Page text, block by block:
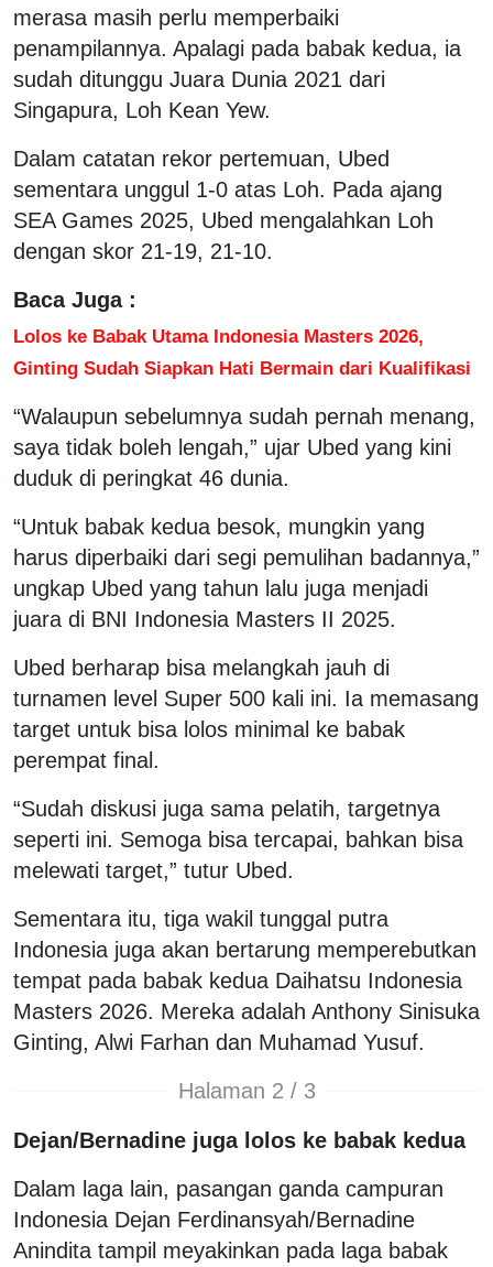
merasa masih perlu memperbaiki
penampilannya. Apalagi pada babak kedua, ia
sudah ditunggu Juara Dunia 2021 dari
Singapura, Loh Kean Yew.
Dalam catatan rekor pertemuan, Ubed
sementara unggul 1-0 atas Loh. Pada ajang
SEA Games 2025, Ubed mengalahkan Loh
dengan skor 21-19, 21-10.
Baca Juga :
Lolos ke Babak Utama Indonesia Masters 2026,
Ginting Sudah Siapkan Hati Bermain dari Kualifikasi
“Walaupun sebelumnya sudah pernah menang,
saya tidak boleh lengah,” ujar Ubed yang kini
duduk di peringkat 46 dunia.
“Untuk babak kedua besok, mungkin yang
harus diperbaiki dari segi pemulihan badannya,”
ungkap Ubed yang tahun lalu juga menjadi
juara di BNI Indonesia Masters II 2025.
Ubed berharap bisa melangkah jauh di
turnamen level Super 500 kali ini. Ia memasang
target untuk bisa lolos minimal ke babak
perempat final.
“Sudah diskusi juga sama pelatih, targetnya
seperti ini. Semoga bisa tercapai, bahkan bisa
melewati target,” tutur Ubed.
Sementara itu, tiga wakil tunggal putra
Indonesia juga akan bertarung memperebutkan
tempat pada babak kedua Daihatsu Indonesia
Masters 2026. Mereka adalah Anthony Sinisuka
Ginting, Alwi Farhan dan Muhamad Yusuf.
Halaman 2 / 3
Dejan/Bernadine juga lolos ke babak kedua
Dalam laga lain, pasangan ganda campuran
Indonesia Dejan Ferdinansyah/Bernadine
Anindita tampil meyakinkan pada laga babak